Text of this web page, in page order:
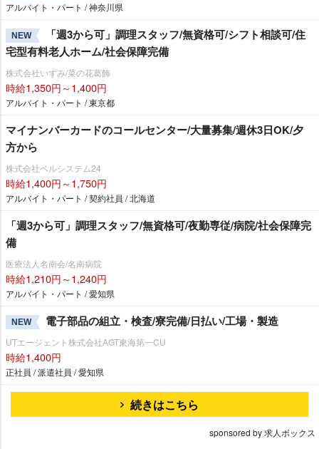
アルバイト・パート / 神奈川県
NEW
「週3から可」調理スタッフ/無資格可/シフト相談可/住
宅型有料老人ホーム/社会保障完備
株式会社いずみ/菜の花葛飾
時給1,350円～1,400円
アルバイト・パート / 東京都
マイナンバーカードのコールセンター/大量募集/週休3日OK/夕
方から
株式会社ベルシステム24
時給1,400円～1,750円
アルバイト・パート / 契約社員 / 北海道
「週3から可」調理スタッフ/無資格可/夜勤専従/病院/社会保障完
備
医療法人名南会/名南病院
時給1,210円～1,240円
アルバイト・パート / 愛知県
NEW 電子部品の組立・検査/寮完備/日払い/工場・製造
UTエージェント株式会社AGT東海第一CU
時給1,400円
正社員 / 派遣社員 / 愛知県
続きはこちら
sponsored by 求人ボックス